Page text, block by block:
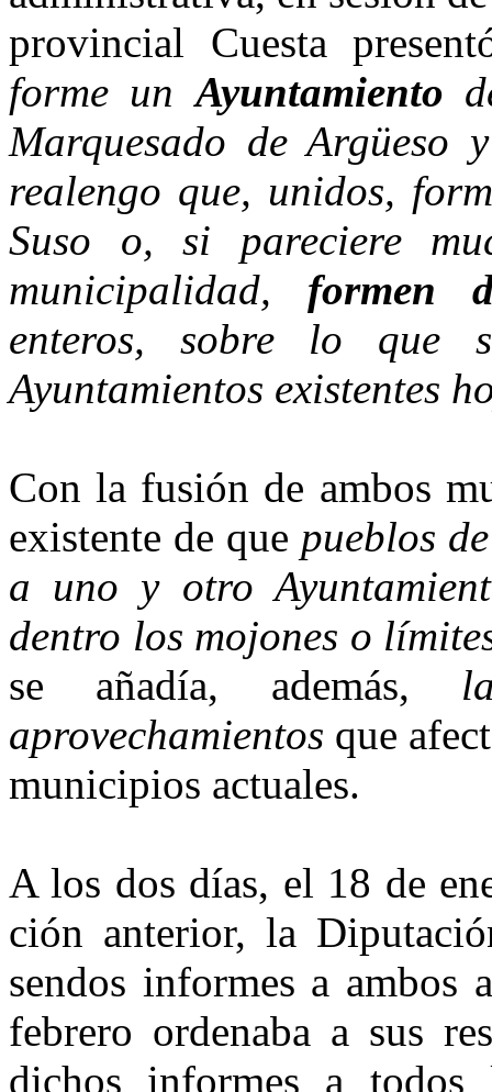
provincial Cuesta
forme un Ayuntamiento
Marquesado de Argüeso
realengo que, uni­dos,
Suso o, si pareciere
municipalidad, formen
enteros, sobre lo que
Ayuntamientos existentes
Con la fusión de ambos
existente de que pueblos
a uno y otro
dentro los mojones o
se añadía, ade­más, la
aprovechamientos que
municipios actuales.
A los dos días, el 18 de
ción anterior, la
sen­dos informes a ambos
febrero ordenaba a sus
dichos infor­mes a